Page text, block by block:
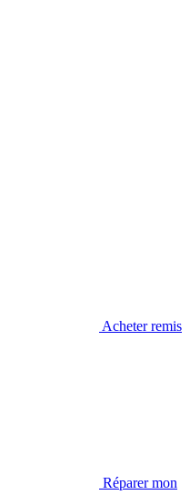
Acheter remis
Réparer mon